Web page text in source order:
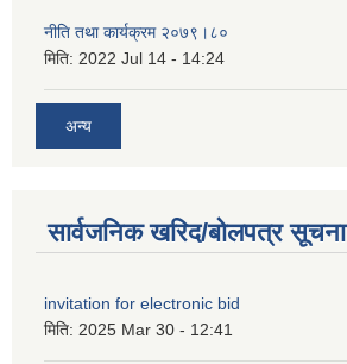
नीति तथा कार्यक्रम २०७९।८०
मिति: 2022 Jul 14 - 14:24
अन्य
सार्वजनिक खरिद/बोलपत्र सूचना
invitation for electronic bid
मिति: 2025 Mar 30 - 12:41